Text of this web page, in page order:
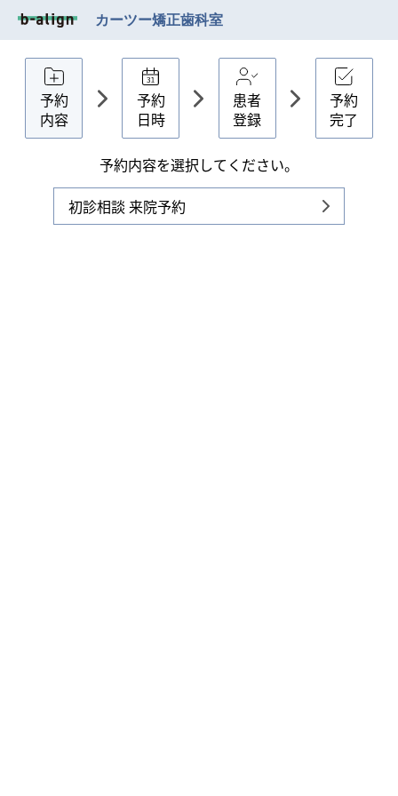
カーツー矯正歯科室
予約
内容
予約
日時
患者
登録
予約
完了
予約内容を選択してください。
初診相談 来院予約